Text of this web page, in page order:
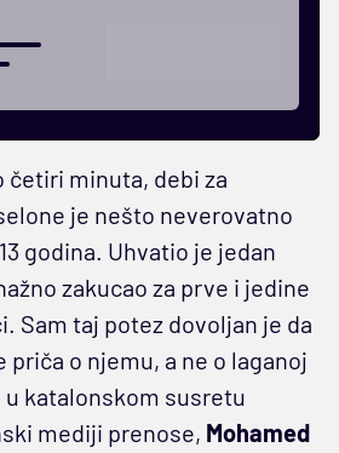
četiri minuta, debi za
je nešto neverovatno
godina. Uhvatio je jedan
zakucao za prve i jedine
Sam taj potez dovoljan je da
o njemu, a ne o laganoj
katalonskom susretu
mediji prenose, Mohamed